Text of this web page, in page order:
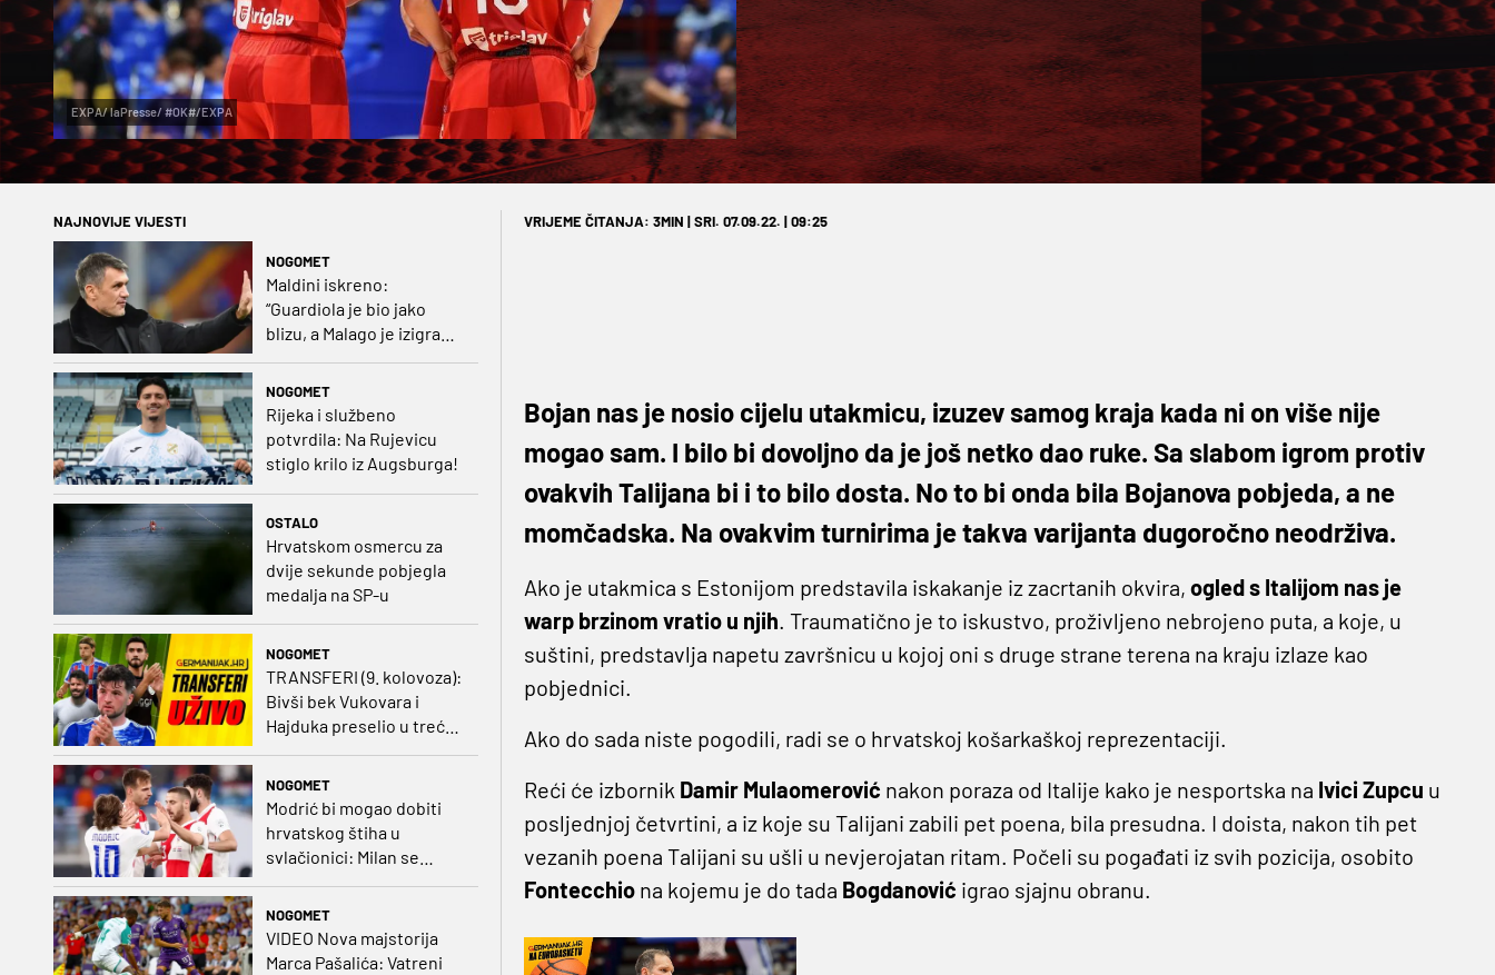
EXPA/ laPresse/ #OK#/EXPA
NAJNOVIJE VIJESTI
NOGOMET
Maldini iskreno:
“Guardiola je bio jako
blizu, a Malago je izigrao
NOGOMET
Rijeka i službeno
potvrdila: Na Rujevicu
stiglo krilo iz Augsburga!
OSTALO
Hrvatskom osmercu za
dvije sekunde pobjegla
medalja na SP-u
NOGOMET
TRANSFERI (9. kolovoza):
Bivši bek Vukovara i
Hajduka preselio u treću
ligu, đakovački 'sin vjetra'
NOGOMET
Modrić bi mogao dobiti
hrvatskog štiha u
svlačionici: Milan se
NOGOMET
VIDEO Nova majstorija
Marca Pašalića: Vatreni
VRIJEME ČITANJA: 3MIN | SRI. 07.09.22. | 09:25
Bojan nas je nosio cijelu utakmicu, izuzev samog kraja kada ni on više nije
mogao sam. I bilo bi dovoljno da je još netko dao ruke. Sa slabom igrom protiv
ovakvih Talijana bi i to bilo dosta. No to bi onda bila Bojanova pobjeda, a ne
momčadska. Na ovakvim turnirima je takva varijanta dugoročno neodrživa.
Ako je utakmica s Estonijom predstavila iskakanje iz zacrtanih okvira, ogled s Italijom nas je
warp brzinom vratio u njih. Traumatično je to iskustvo, proživljeno nebrojeno puta, a koje, u
suštini, predstavlja napetu završnicu u kojoj oni s druge strane terena na kraju izlaze kao
pobjednici.
Ako do sada niste pogodili, radi se o hrvatskoj košarkaškoj reprezentaciji.
Reći će izbornik Damir Mulaomerović nakon poraza od Italije kako je nesportska na Ivici Zupcu u
posljednjoj četvrtini, a iz koje su Talijani zabili pet poena, bila presudna. I doista, nakon tih pet
vezanih poena Talijani su ušli u nevjerojatan ritam. Počeli su pogađati iz svih pozicija, osobito
Fontecchiona kojemu je do tada Bogdanović igrao sjajnu obranu.